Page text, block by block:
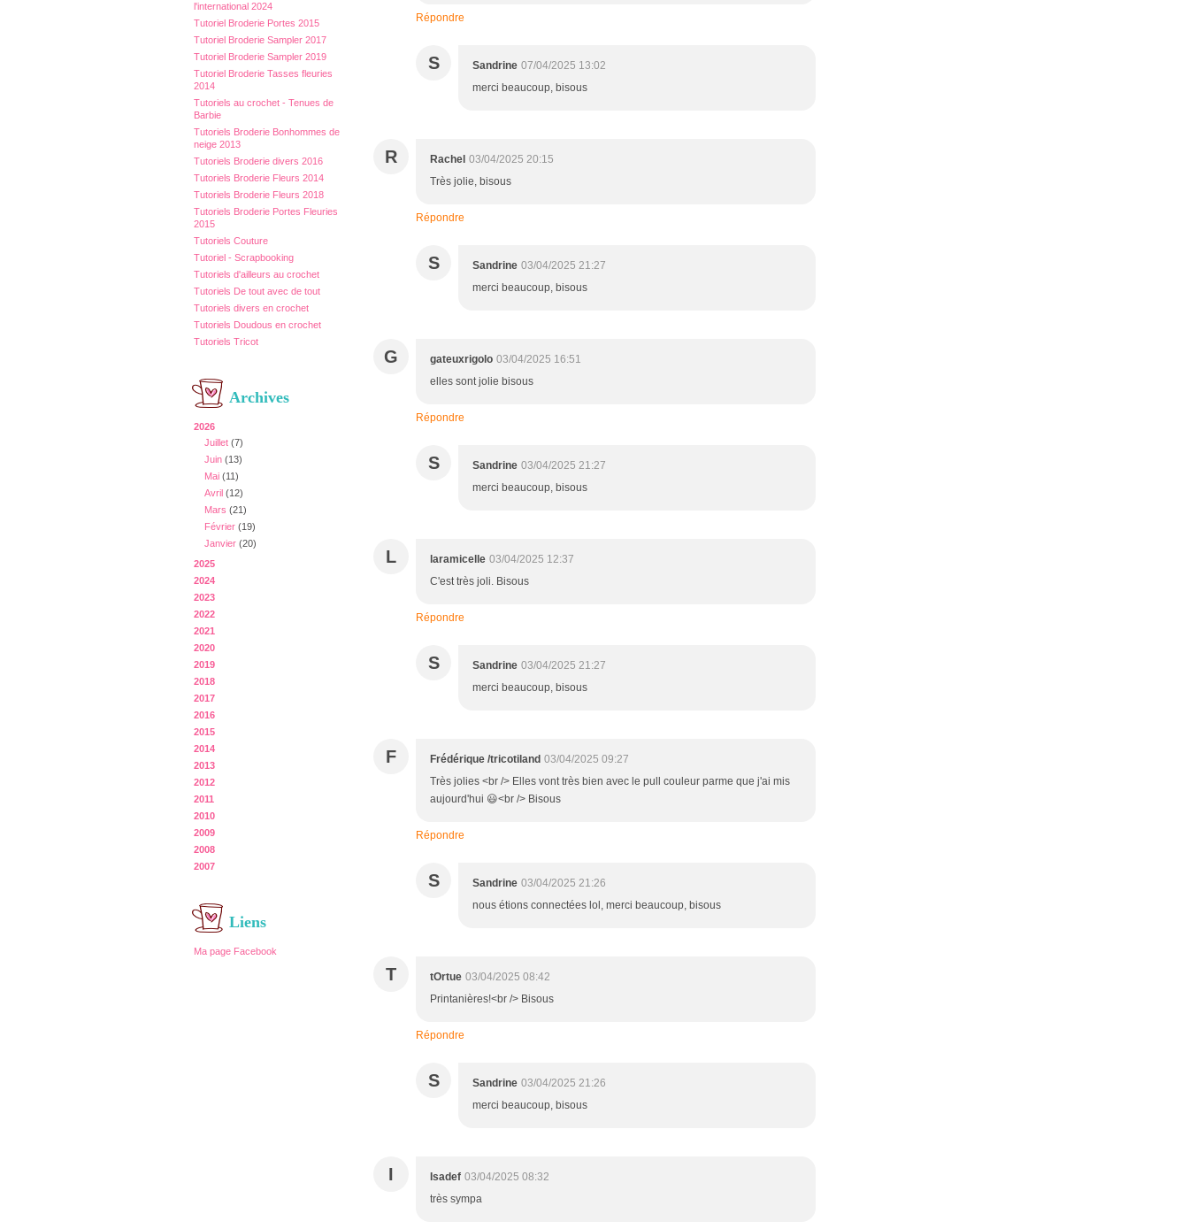
l'international 2024
Tutoriel Broderie Portes 2015
Tutoriel Broderie Sampler 2017
Tutoriel Broderie Sampler 2019
Tutoriel Broderie Tasses fleuries
2014
Tutoriels au crochet - Tenues de
Barbie
Tutoriels Broderie Bonhommes de
neige 2013
Tutoriels Broderie divers 2016
Tutoriels Broderie Fleurs 2014
Tutoriels Broderie Fleurs 2018
Tutoriels Broderie Portes Fleuries
2015
Tutoriels Couture
Tutoriel - Scrapbooking
Tutoriels d'ailleurs au crochet
Tutoriels De tout avec de tout
Tutoriels divers en crochet
Tutoriels Doudous en crochet
Tutoriels Tricot
Archives
2026
Juillet (7)
Juin (13)
Mai (11)
Avril (12)
Mars (21)
Février (19)
Janvier (20)
2025
2024
2023
2022
2021
2020
2019
2018
2017
2016
2015
2014
2013
2012
2011
2010
2009
2008
2007
Liens
Ma page Facebook
Répondre
S Sandrine 07/04/2025 13:02
merci beaucoup, bisous
R Rachel 03/04/2025 20:15
Très jolie, bisous
Répondre
S Sandrine 03/04/2025 21:27
merci beaucoup, bisous
G gateuxrigolo 03/04/2025 16:51
elles sont jolie bisous
Répondre
S Sandrine 03/04/2025 21:27
merci beaucoup, bisous
L laramicelle 03/04/2025 12:37
C'est très joli. Bisous
Répondre
S Sandrine 03/04/2025 21:27
merci beaucoup, bisous
F Frédérique /tricotiland 03/04/2025 09:27
Très jolies <br /> Elles vont très bien avec le pull couleur parme que j'ai mis
aujourd'hui 😃<br /> Bisous
Répondre
S Sandrine 03/04/2025 21:26
nous étions connectées lol, merci beaucoup, bisous
T tOrtue 03/04/2025 08:42
Printanières!<br /> Bisous
Répondre
S Sandrine 03/04/2025 21:26
merci beaucoup, bisous
I Isadef 03/04/2025 08:32
très sympa